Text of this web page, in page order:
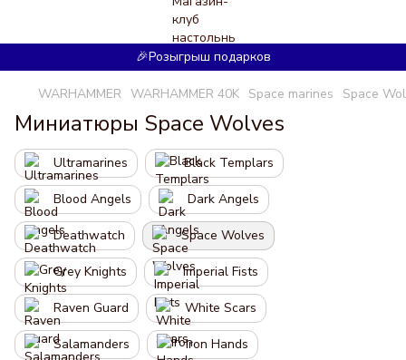
🎉Розыгрыш подарков
WARHAMMER WARHAMMER 40K Space marines Space
Миниатюры Space Wolves
Ultramarines Black Templars
Blood Angels Dark Angels
Deathwatch Space Wolves
Grey Knights Imperial Fists
Raven Guard White Scars
Salamanders Iron Hands